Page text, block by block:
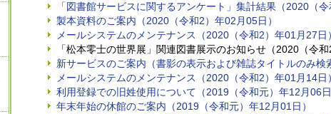
「図書館サービスに関するアンケート」集計結果（2020（
製本資料のご案内（2020（令和2）年02月05日）
メールシステムのメンテナンス（2020（令和2）年01月27日
「松本零士の世界展」関連図書展示のお知らせ（2020（令
新サービスのご案内（書影の表示および雑誌タイトルのみ
メールシステムのメンテナンス（2020（令和2）年01月14日
利用登録での旧姓使用について（2019（令和元）年12月06
年末年始の休館のご案内（2019（令和元）年12月01日）